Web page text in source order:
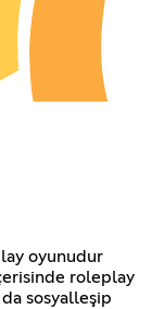
oyunudur
roleplay
sosyalleşip